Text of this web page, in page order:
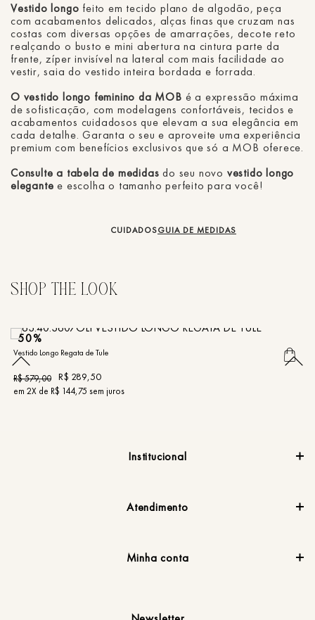
Vestido longo feito em tecido plano de algodão, peça
com acabamentos delicados, alças finas que cruzam nas
costas com diversas opções de amarrações, decote reto
realçando o busto e mini abertura na cintura parte da
frente, zíper invisível na lateral com mais facilidade ao
vestir, saia do vestido inteira bordada e forrada.
O vestido longo feminino da MOB é a expressão máxima
de sofisticação, com modelagens confortáveis, tecidos e
acabamentos cuidadosos que elevam a sua elegância em
cada detalhe. Garanta o seu e aproveite uma experiência
premium com benefícios exclusivos que só a MOB oferece.
Consulte a tabela de medidas do seu novo vestido longo
elegante e escolha o tamanho perfeito para você!
CUIDADOSGUIA DE MEDIDAS
50%
Vestido Longo Regata de Tule
R$579,00 R$ 289,50
em 2X de R$ 144,75 sem juros
Institucional
Atendimento
Minha conta